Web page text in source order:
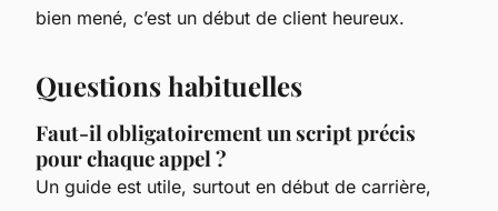
bien mené, c’est un début de client heureux.
Questions habituelles
Faut-il obligatoirement un script précis
pour chaque appel ?
Un guide est utile, surtout en début de carrière,